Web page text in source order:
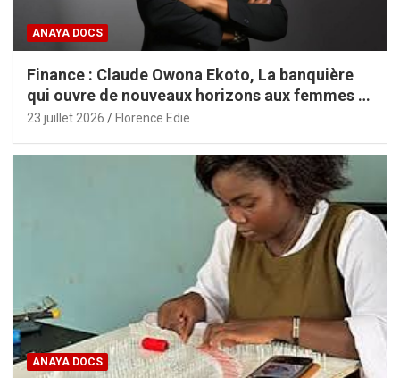
ANAYA DOCS
Finance : Claude Owona Ekoto, La banquière
qui ouvre de nouveaux horizons aux femmes et
aux PME africaines
23 juillet 2026 Florence Edie
ANAYA DOCS